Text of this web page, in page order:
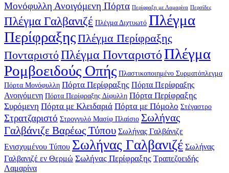
Μονόφυλλη Ανοιγόμενη Πόρτα Περίφραξη με Λαμαρίνα Περσίδες
Πλέγμα Γαλβανιζέ Πλέγμα Διχτυωτό Πλέγμα
ΠερίφραξηςΠλέγμα Περίφραξης
ΠονταριστόΠλέγμα ΠονταριστόΠλέγμα
Ρομβοειδούς Οπής Πλαστικοποιημένο Συρματόπλεγμα
Πόρτα Μονόφυλλη Πόρτα Περίφραξης Πόρτα Περίφραξης
Ανοιγόμενη Πόρτα Περίφραξης Δίφυλλη Πόρτα Περίφραξης
Συρόμενη Πόρτα με Κλειδαριά Πόρτα με Πόμολο Στέγαστρο
Στρατζαριστό Στρογγυλό Μασίφ Πλαίσιο Σωλήνας
Γαλβάνιζε Βαρέως Τύπου Σωλήνας Γαλβάνιζε
Ενισχυμένου Τύπου Σωλήνας Γαλβανιζέ Σωλήνας
Γαλβανιζέ εν Θερμώ Σωλήνας Περίφραξης Τραπεζοειδής
Λαμαρίνα